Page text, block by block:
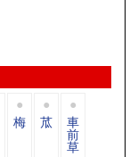
梅 苽 車
前
草